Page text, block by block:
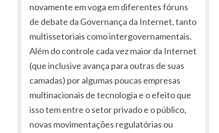
novamente em voga em diferentes fóruns
de debate da Governança da Internet, tanto
multissetoriais como intergovernamentais.
Além do controle cada vez maior da Internet
(que inclusive avança para outras de suas
camadas) por algumas poucas empresas
multinacionais de tecnologia e o efeito que
isso tem entre o setor privado e o público,
novas movimentações regulatórias ou